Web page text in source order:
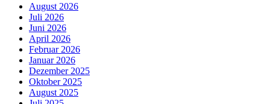
August 2026
Juli 2026
Juni 2026
April 2026
Februar 2026
Januar 2026
Dezember 2025
Oktober 2025
August 2025